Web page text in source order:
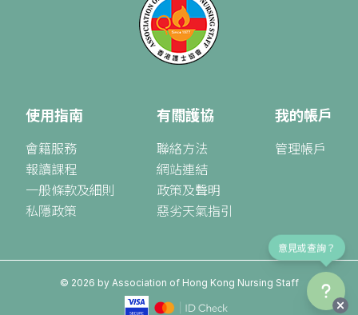
使用指南
會籍服務
報讀課程
一般條款及細則
私隱政策
有關護協
聯絡方法
網站連結
政策及聲明
惡劣天氣指引
我的帳戶
管理帳戶
© 2026 by Association of Hong Kong Nursing Staff
意見或查詢？